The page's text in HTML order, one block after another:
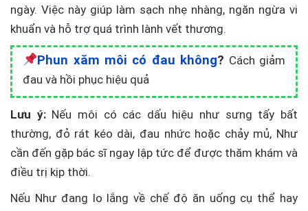
ngày. Việc này giúp làm sạch nhẹ nhàng, ngăn ngừa vi
khuẩn và hỗ trợ quá trình lành vết thương.
Phun xăm môi có đau không? Cách giảm
đau và hồi phục hiệu quả
Lưu ý:Nếu môi có các dấu hiệu như sưng tấy bất
thường, đỏ rát kéo dài, đau nhức hoặc chảy mủ, Như
cần đến gặp bác sĩ ngay lập tức để được thăm khám và
điều trị kịp thời.
Nếu Như đang lo lắng về chế độ ăn uống cụ thể hay